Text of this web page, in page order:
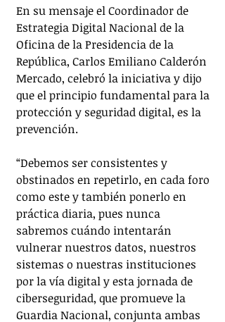
En su mensaje el Coordinador de
Estrategia Digital Nacional de la
Oficina de la Presidencia de la
República, Carlos Emiliano Calderón
Mercado, celebró la iniciativa y dijo
que el principio fundamental para la
protección y seguridad digital, es la
prevención.
“Debemos ser consistentes y
obstinados en repetirlo, en cada foro
como este y también ponerlo en
práctica diaria, pues nunca
sabremos cuándo intentarán
vulnerar nuestros datos, nuestros
sistemas o nuestras instituciones
por la vía digital y esta jornada de
ciberseguridad, que promueve la
Guardia Nacional, conjunta ambas